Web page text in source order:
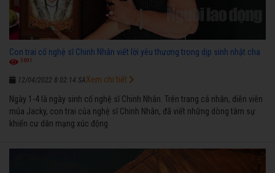
Con trai cố nghệ sĩ Chinh Nhân viết lời yêu thương trong dịp sinh nhật cha
3691
12/04/2022 8:02:14 SA
Ngày 1-4 là ngày sinh cố nghệ sĩ Chinh Nhân. Trên trang cá nhân, diễn viên
múa Jacky, con trai của nghệ sĩ Chinh Nhân, đã viết những dòng tâm sự
khiến cư dân mạng xúc động
Xem chi tiết